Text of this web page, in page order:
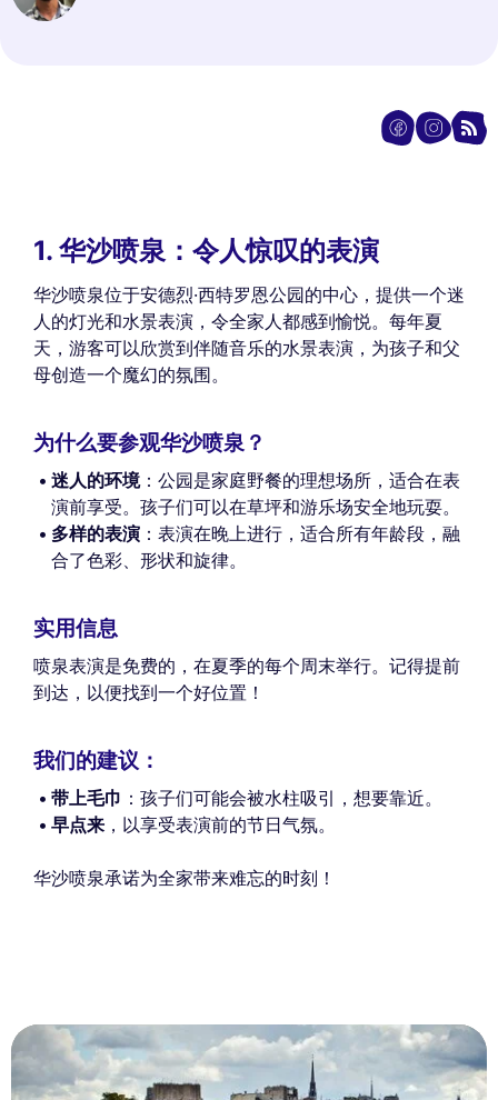
1. 华沙喷泉：令人惊叹的表演
华沙喷泉位于安德烈·西特罗恩公园的中心，提供一个迷
人的灯光和水景表演，令全家人都感到愉悦。每年夏
天，游客可以欣赏到伴随音乐的水景表演，为孩子和父
母创造一个魔幻的氛围。
为什么要参观华沙喷泉？
迷人的环境：公园是家庭野餐的理想场所，适合在表
演前享受。孩子们可以在草坪和游乐场安全地玩耍。
多样的表演 ：表演在晚上进行，适合所有年龄段，融
合了色彩、形状和旋律。
实用信息
喷泉表演是免费的，在夏季的每个周末举行。记得提前
到达，以便找到一个好位置！
我们的建议：
带上毛巾 ：孩子们可能会被水柱吸引，想要靠近。
早点来 ，以享受表演前的节日气氛。
华沙喷泉承诺为全家带来难忘的时刻！